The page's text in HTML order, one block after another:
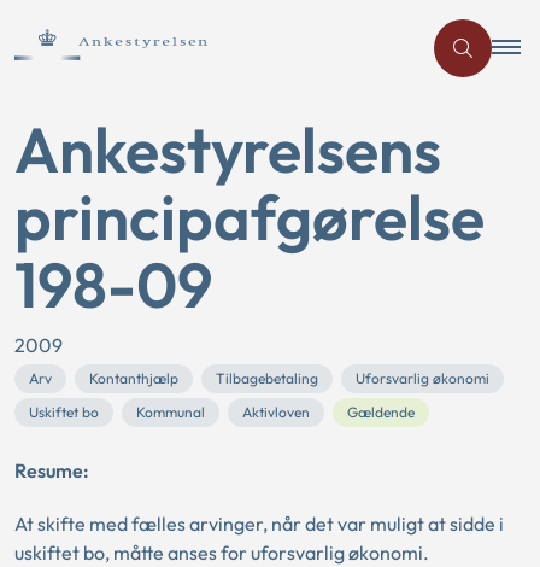
Ankestyrelsens
principafgørelse
198-09
2009
Arv Kontanthjælp Tilbagebetaling
Uforsvarlig økonomi
Uskiftet bo
Kommunal Aktivloven Gældende
Resume:
At skifte med fælles arvinger, når det var muligt at sidde i
uskiftet bo, måtte anses for uforsvarlig økonomi.